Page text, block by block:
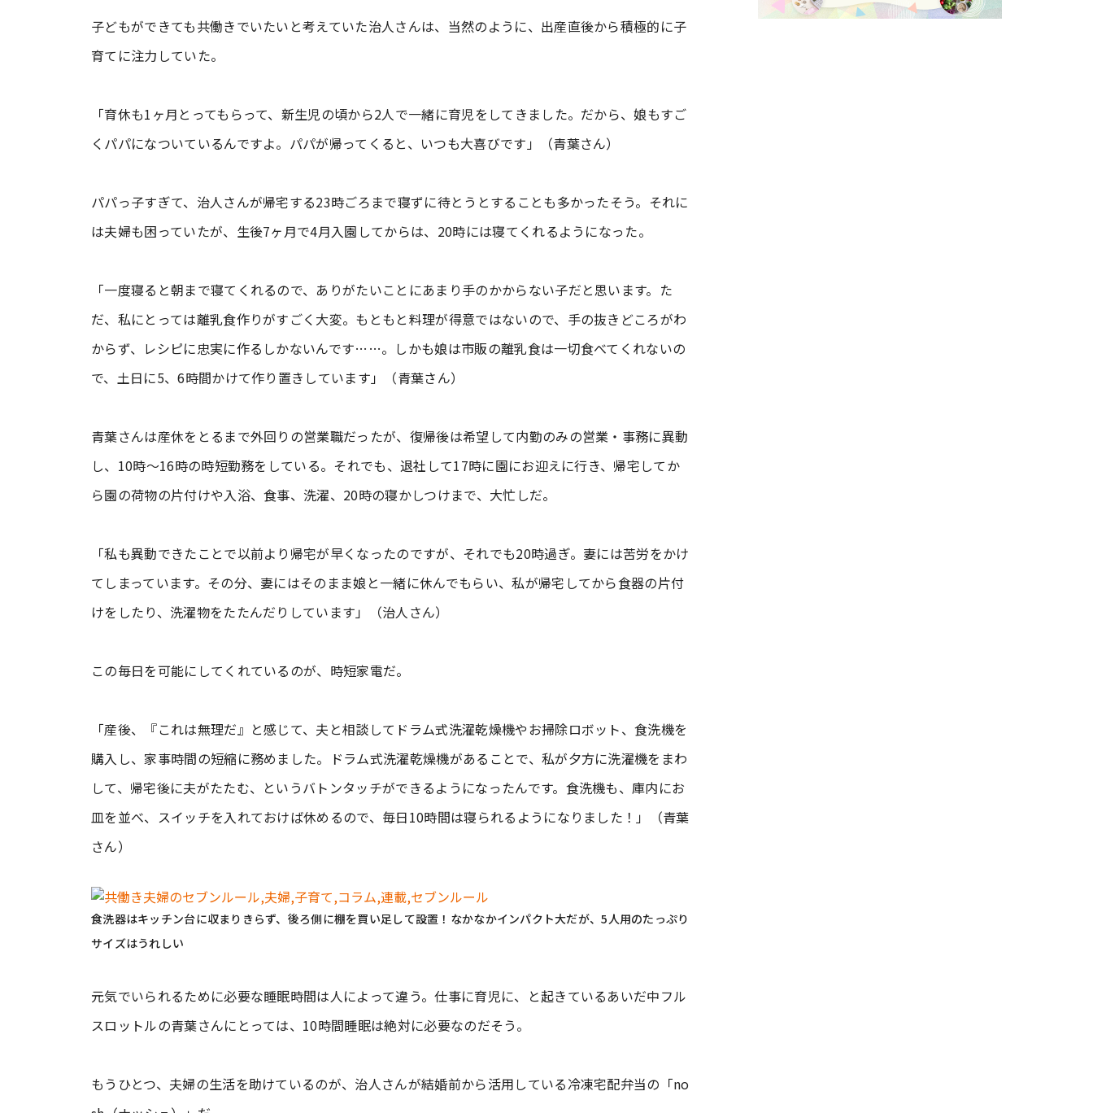
子どもができても共働きでいたいと考えていた治人さんは、当然のように、出産直後から積極的に子
育てに注力していた。
「育休も1ヶ月とってもらって、新生児の頃から2人で一緒に育児をしてきました。だから、娘もすご
くパパになついているんですよ。パパが帰ってくると、いつも大喜びです」（青葉さん）
パパっ子すぎて、治人さんが帰宅する23時ごろまで寝ずに待とうとすることも多かったそう。それに
は夫婦も困っていたが、生後7ヶ月で4月入園してからは、20時には寝てくれるようになった。
「一度寝ると朝まで寝てくれるので、ありがたいことにあまり手のかからない子だと思います。た
だ、私にとっては離乳食作りがすごく大変。もともと料理が得意ではないので、手の抜きどころがわ
からず、レシピに忠実に作るしかないんです……。しかも娘は市販の離乳食は一切食べてくれないの
で、土日に5、6時間かけて作り置きしています」（青葉さん）
青葉さんは産休をとるまで外回りの営業職だったが、復帰後は希望して内勤のみの営業・事務に異動
し、10時～16時の時短勤務をしている。それでも、退社して17時に園にお迎えに行き、帰宅してか
ら園の荷物の片付けや入浴、食事、洗濯、20時の寝かしつけまで、大忙しだ。
「私も異動できたことで以前より帰宅が早くなったのですが、それでも20時過ぎ。妻には苦労をかけ
てしまっています。その分、妻にはそのまま娘と一緒に休んでもらい、私が帰宅してから食器の片付
けをしたり、洗濯物をたたんだりしています」（治人さん）
この毎日を可能にしてくれているのが、時短家電だ。
「産後、『これは無理だ』と感じて、夫と相談してドラム式洗濯乾燥機やお掃除ロボット、食洗機を
購入し、家事時間の短縮に務めました。ドラム式洗濯乾燥機があることで、私が夕方に洗濯機をまわ
して、帰宅後に夫がたたむ、というバトンタッチができるようになったんです。食洗機も、庫内にお
皿を並べ、スイッチを入れておけば休めるので、毎日10時間は寝られるようになりました！」（青葉
さん）
食洗器はキッチン台に収まりきらず、後ろ側に棚を買い足して設置！なかなかインパクト大だが、5人用のたっぷり
サイズはうれしい
元気でいられるために必要な睡眠時間は人によって違う。仕事に育児に、と起きているあいだ中フル
スロットルの青葉さんにとっては、10時間睡眠は絶対に必要なのだそう。
もうひとつ、夫婦の生活を助けているのが、治人さんが結婚前から活用している冷凍宅配弁当の「no